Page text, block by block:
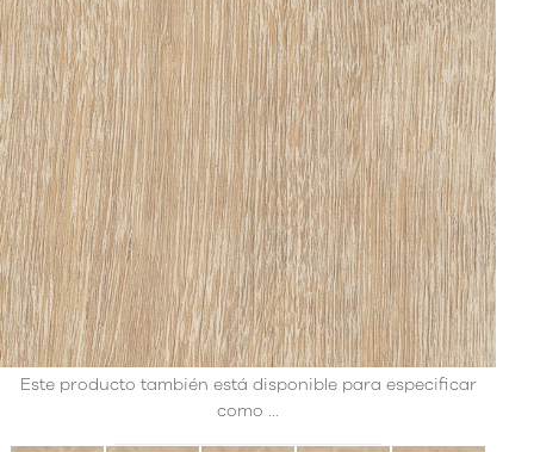
Este producto también está disponible para especificar
como ...